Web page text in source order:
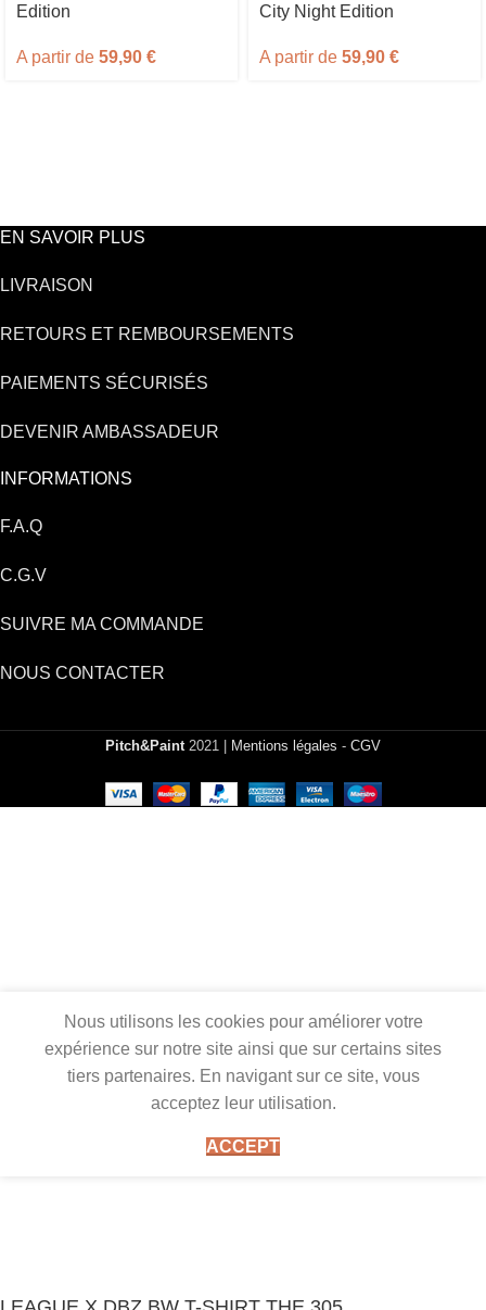
Edition
A partir de 59,90 €
City Night Edition
A partir de 59,90 €
EN SAVOIR PLUS
LIVRAISON
RETOURS ET REMBOURSEMENTS
PAIEMENTS SÉCURISÉS
DEVENIR AMBASSADEUR
INFORMATIONS
F.A.Q
C.G.V
SUIVRE MA COMMANDE
NOUS CONTACTER
Pitch&Paint 2021 | Mentions légales - CGV
Nous utilisons les cookies pour améliorer votre
expérience sur notre site ainsi que sur certains sites
tiers partenaires. En navigant sur ce site, vous
acceptez leur utilisation.
ACCEPT